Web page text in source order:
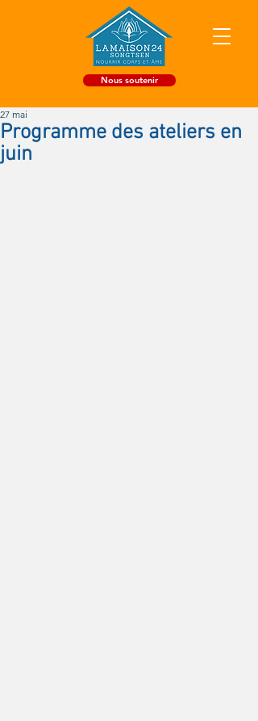
Nous soutenir
Programme des ateliers en
juin
27 mai